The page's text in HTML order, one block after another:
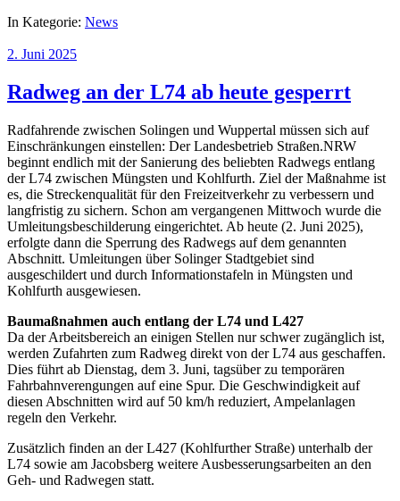
In Kategorie: News
2. Juni 2025
Radweg an der L74 ab heute gesperrt
Radfahrende zwischen Solingen und Wuppertal müssen sich auf
Einschränkungen einstellen: Der Landesbetrieb Straßen.NRW
beginnt endlich mit der Sanierung des beliebten Radwegs entlang
der L74 zwischen Müngsten und Kohlfurth. Ziel der Maßnahme ist
es, die Streckenqualität für den Freizeitverkehr zu verbessern und
langfristig zu sichern. Schon am vergangenen Mittwoch wurde die
Umleitungsbeschilderung eingerichtet. Ab heute (2. Juni 2025),
erfolgte dann die Sperrung des Radwegs auf dem genannten
Abschnitt. Umleitungen über Solinger Stadtgebiet sind
ausgeschildert und durch Informationstafeln in Müngsten und
Kohlfurth ausgewiesen.
Baumaßnahmen auch entlang der L74 und L427
Da der Arbeitsbereich an einigen Stellen nur schwer zugänglich ist,
werden Zufahrten zum Radweg direkt von der L74 aus geschaffen.
Dies führt ab Dienstag, dem 3. Juni, tagsüber zu temporären
Fahrbahnverengungen auf eine Spur. Die Geschwindigkeit auf
diesen Abschnitten wird auf 50 km/h reduziert, Ampelanlagen
regeln den Verkehr.
Zusätzlich finden an der L427 (Kohlfurther Straße) unterhalb der
L74 sowie am Jacobsberg weitere Ausbesserungsarbeiten an den
Geh- und Radwegen statt.